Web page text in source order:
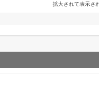
拡大されて表示さ